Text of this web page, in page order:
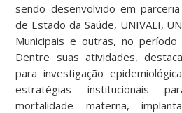
sendo desenvolvido em
de Estado da Saúde, UNIVALI,
Municipais e outras, no
Dentre suas atividades,
para investigação
estratégias institucionais
mortalidade materna,